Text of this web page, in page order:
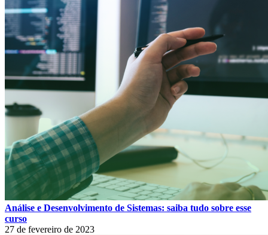
Análise e Desenvolvimento de Sistemas: saiba tudo sobre esse
curso
27 de fevereiro de 2023